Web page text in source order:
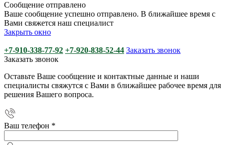
Сообщение отправлено
Ваше сообщение успешно отправлено. В ближайшее время с
Вами свяжется наш специалист
Закрыть окно
+7-910-338-77-92 +7-920-838-52-44 Заказать звонок
Заказать звонок
Оставьте Ваше сообщение и контактные данные и наши
специалисты свяжутся с Вами в ближайшее рабочее время для
решения Вашего вопроса.
Ваш телефон *